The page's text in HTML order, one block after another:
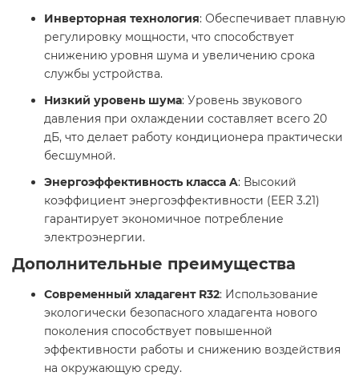
Инверторная технология: Обеспечивает плавную
регулировку мощности, что способствует
снижению уровня шума и увеличению срока
службы устройства.​
Низкий уровень шума: Уровень звукового
давления при охлаждении составляет всего 20
дБ, что делает работу кондиционера практически
бесшумной.​
Энергоэффективность класса A: Высокий
коэффициент энергоэффективности (EER 3.21)
гарантирует экономичное потребление
электроэнергии.​
Дополнительные преимущества
Современный хладагент R32: Использование
экологически безопасного хладагента нового
поколения способствует повышенной
эффективности работы и снижению воздействия
на окружающую среду.​